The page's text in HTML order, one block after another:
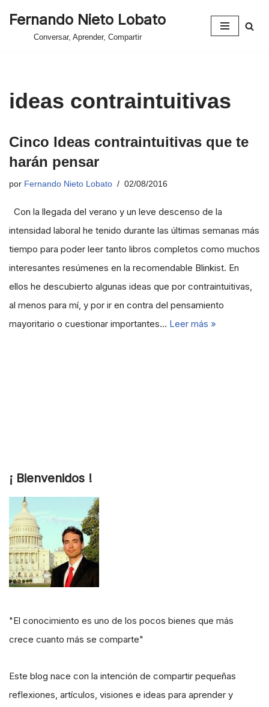
Fernando Nieto Lobato
Conversar, Aprender, Compartir
ideas contraintuitivas
Cinco Ideas contraintuitivas que te
harán pensar
por Fernando Nieto Lobato 02/08/2016
Con la llegada del verano y un leve descenso de la
intensidad laboral he tenido durante las últimas semanas más
tiempo para poder leer tanto libros completos como muchos
interesantes resúmenes en la recomendable Blinkist. En
ellos he descubierto algunas ideas que por contraintuitivas,
al menos para mí, y por ir en contra del pensamiento
mayoritario o cuestionar importantes… Leer más »
¡ Bienvenidos !
"El conocimiento es uno de los pocos bienes que más
crece cuanto más se comparte"
Este blog nace con la intención de compartir pequeñas
reflexiones, artículos, visiones e ideas para aprender y